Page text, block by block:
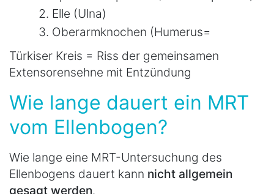
Elle (Ulna)
Oberarmknochen (Humerus=
Türkiser Kreis = Riss der gemeinsamen
Extensorensehne mit Entzündung
Wie lange dauert ein MRT
vom Ellenbogen?
Wie lange eine MRT-Untersuchung des
Ellenbogens dauert kann nicht allgemein
gesagt werden.